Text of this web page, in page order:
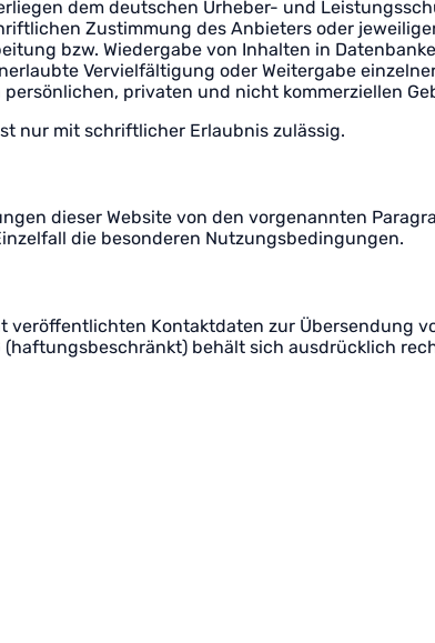
dem deutschen Urheber- und
Zustimmung des Anbieters oder
bzw. Wiedergabe von Inhalten in
Vervielfältigung oder Weitergabe
privaten und nicht kommerziellen
nur mit schriftlicher Erlaubnis zulässig.
dieser Website von den vorgenannten
die besonderen Nutzungsbedingungen.
veröffentlichten Kontaktdaten zur
behält sich ausdrücklich